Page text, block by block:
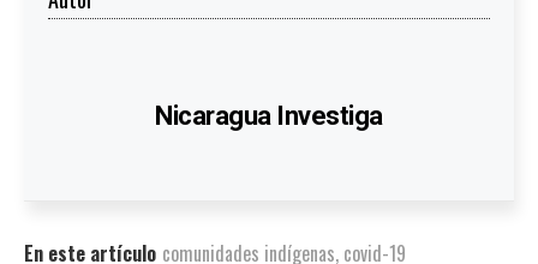
Nicaragua Investiga
En este artículo comunidades indígenas, covid-19